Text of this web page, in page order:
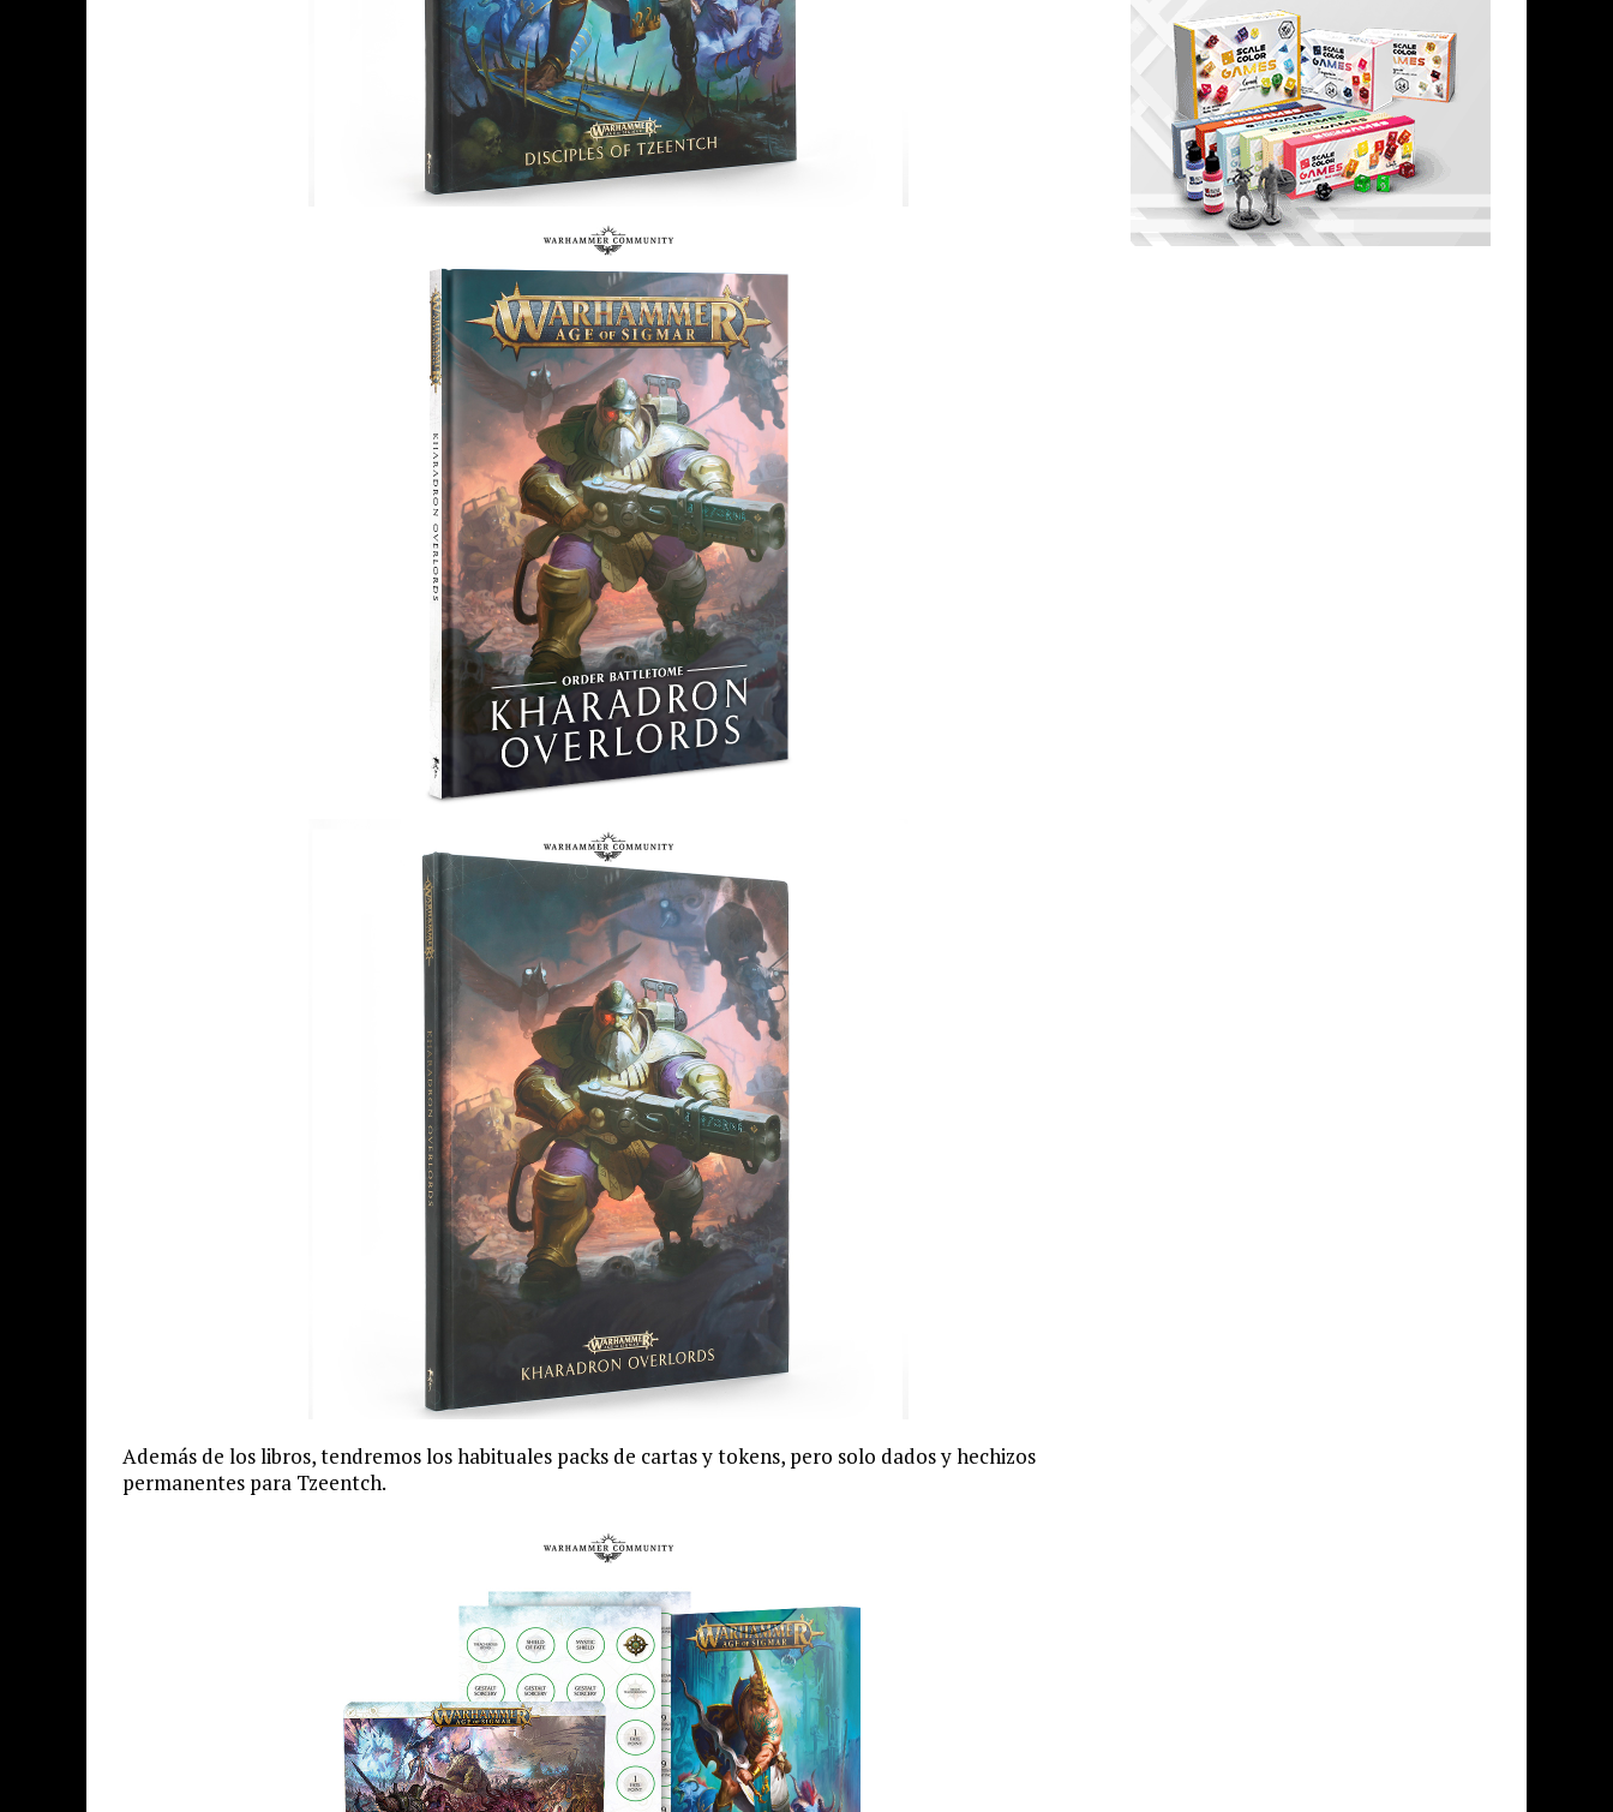
Además de los libros, tendremos los habituales packs de cartas y tokens, pero solo dados y hechizos
permanentes para Tzeentch.